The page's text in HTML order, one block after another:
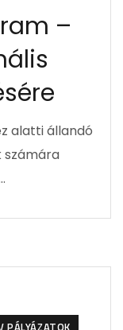
–
alatti állandó
számára
PÁLYÁZATOK